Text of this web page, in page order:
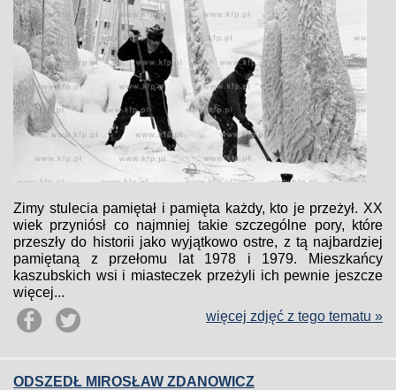
Zimy stulecia pamiętał i pamięta każdy, kto je przeżył. XX
wiek przyniósł co najmniej takie szczególne pory, które
przeszły do historii jako wyjątkowo ostre, z tą najbardziej
pamiętaną z przełomu lat 1978 i 1979. Mieszkańcy
kaszubskich wsi i miasteczek przeżyli ich pewnie jeszcze
więcej...
więcej zdjęć z tego tematu »
ODSZEDŁ MIROSŁAW ZDANOWICZ